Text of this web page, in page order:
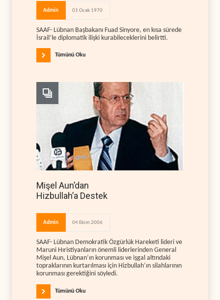
Admin 01 Ocak 1970
SAAF- Lübnan Başbakanı Fuad Sinyore, en kısa sürede
İsrail’le diplomatik ilişki kurabileceklerini belirtti.
Tümünü Oku
Mişel Aun’dan
Hizbullah’a Destek
Admin 04 Ekim 2006
SAAF- Lübnan Demokratik Özgürlük Hareketi lideri ve
Maruni Hıristiyanların önemli liderlerinden General
Mişel Aun, Lübnan’ın korunması ve işgal altındaki
topraklarının kurtarılması için Hizbullah’ın silahlarının
korunması gerektiğini söyledi.
Tümünü Oku